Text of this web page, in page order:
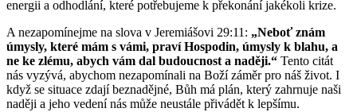
energii a odhodlání, které potřebujeme k překonání jakékoli krize.
A nezapomínejme na slova v Jeremiášovi 29:11: „Neboť znám
úmysly, které mám s vámi, praví Hospodin, úmysly k blahu, a
ne ke zlému, abych vám dal budoucnost a naději.“ Tento citát
nás vyzývá, abychom nezapomínali na Boží záměr pro náš život. I
když se situace zdají beznadějné, Bůh má plán, který zahrnuje naši
naději a jeho vedení nás může neustále přivádět k lepšímu.